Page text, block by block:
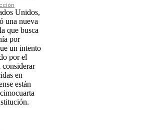
Unidos,
una nueva
que busca
por
un intento
por el
en
están